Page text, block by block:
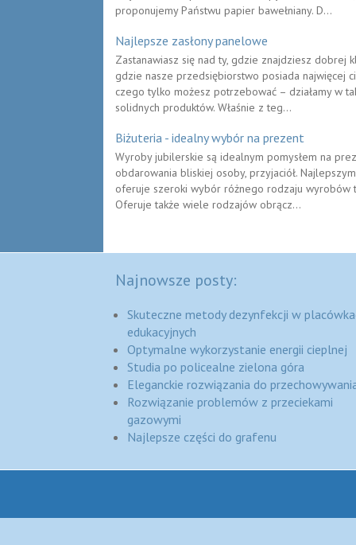
proponujemy Państwu papier bawełniany. D...
Najlepsze zasłony panelowe
Zastanawiasz się nad ty, gdzie znajdziesz dobrej
gdzie nasze przedsiębiorstwo posiada najwięcej
czego tylko możesz potrzebować – działamy w
solidnych produktów. Właśnie z teg...
Biżuteria - idealny wybór na prezent
Wyroby jubilerskie są idealnym pomysłem na
obdarowania bliskiej osoby, przyjaciół.
oferuje szeroki wybór różnego rodzaju wyrobów
Oferuje także wiele rodzajów obrącz...
Najnowsze posty:
Skuteczne metody dezynfekcji w
edukacyjnych
Optymalne wykorzystanie energii cieplnej
Studia po policealne zielona góra
Eleganckie rozwiązania do
Rozwiązanie problemów z przeciekami
gazowymi
Najlepsze części do grafenu